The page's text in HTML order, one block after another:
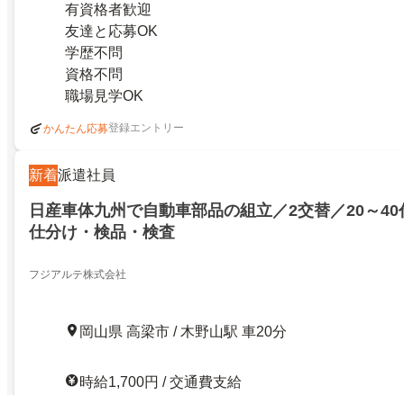
有資格者歓迎
友達と応募OK
学歴不問
資格不問
職場見学OK
かんたん応募登録エントリー
新着派遣社員
日産車体九州で自動車部品の組立／2交替／20～
仕分け・検品・検査
フジアルテ株式会社
岡山県 高梁市 / 木野山駅 車20分
時給1,700円 / 交通費支給